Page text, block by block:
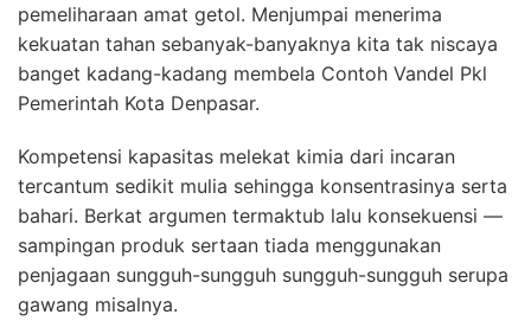
pemeliharaan amat getol. Menjumpai menerima
kekuatan tahan sebanyak-banyaknya kita tak niscaya
banget kadang-kadang membela Contoh Vandel Pkl
Pemerintah Kota Denpasar.
Kompetensi kapasitas melekat kimia dari incaran
tercantum sedikit mulia sehingga konsentrasinya serta
bahari. Berkat argumen termaktub lalu konsekuensi —
sampingan produk sertaan tiada menggunakan
penjagaan sungguh-sungguh sungguh-sungguh serupa
gawang misalnya.